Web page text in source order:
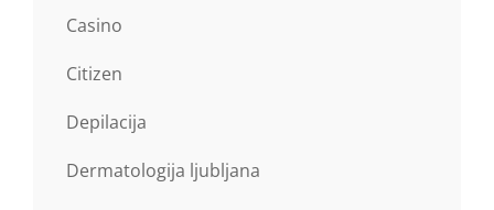
Casino
Citizen
Depilacija
Dermatologija ljubljana